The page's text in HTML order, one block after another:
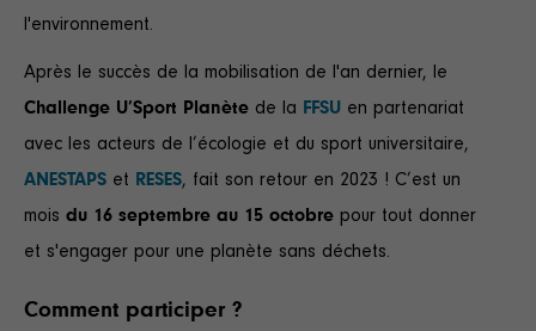
l'environnement.
Après le succès de la mobilisation de l'an dernier, le
Challenge U’Sport Planète de la FFSU en partenariat
avec les acteurs de l’écologie et du sport universitaire,
ANESTAPS et RESES, fait son retour en 2023 ! C’est un
mois du 16 septembre au 15 octobre pour tout donner
et s'engager pour une planète sans déchets.
Comment participer ?